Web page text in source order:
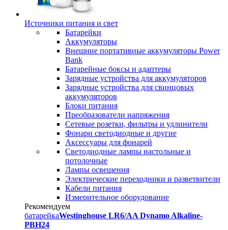
Источники питания и свет
Батарейки
Аккумуляторы
Внешние портативные аккумуляторы Power
Bank
Батарейные боксы и адаптеры
Зарядные устройства для аккумуляторов
Зарядные устройства для свинцовых
аккумуляторов
Блоки питания
Преобразователи напряжения
Сетевые розетки, фильтры и удлинители
Фонари светодиодные и другие
Аксессуары для фонарей
Светодиодные лампы настольные и
потолочные
Лампы освещения
Электрические переходники и разветвители
Кабели питания
Измерительное оборудование
Рекомендуем
батарейкаWestinghouse LR6/AA Dynamo Alkaline-
PBH24